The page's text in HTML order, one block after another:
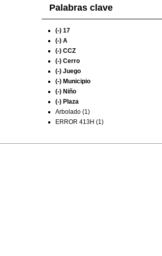
Palabras clave
(-) 17
(-) A
(-) CCZ
(-) Cerro
(-) Juego
(-) Municipio
(-) Niño
(-) Plaza
Arbolado (1)
ERROR 413H (1)